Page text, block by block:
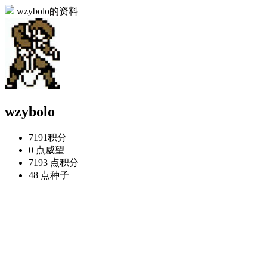
wzybolo的资料
wzybolo
7191积分
0 点威望
7193 点积分
48 点种子